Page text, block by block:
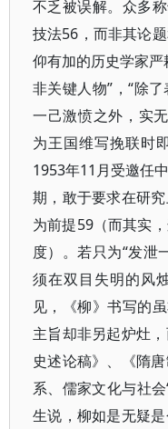
不乏被误解。众多
技法56，而非其论
仰有加的历史学家
非关键人物”，“除
一己激愤之外，实
为王国维写挽联时
1953年11月受邀任
期，敢于要求在研
为前提59（而其实
度）。若只为“发泄
须在双目失明的风
见，《柳》书写的
主旨却非另起炉灶
史述论稿》、《隋
系、儒家文化与社
生说，柳如是无疑